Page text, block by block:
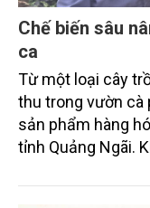
Chế biến sâu
ca
Từ một loại cây
thu trong vườn cà
sản phẩm hàng
tỉnh Quảng Ngãi.
mắc ca được